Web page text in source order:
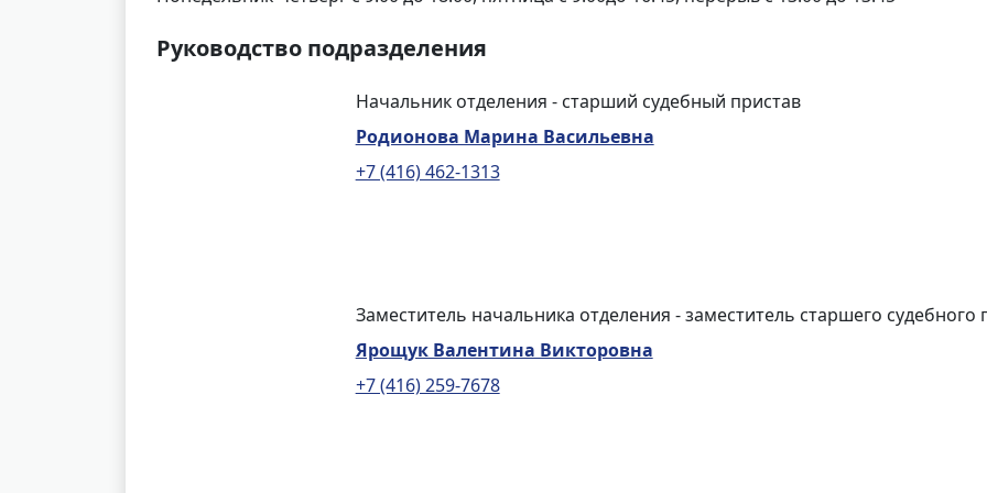
Руководство подразделения
Начальник отделения - старший судебный пристав
Родионова Марина Васильевна
+7 (416) 462-1313
Заместитель начальника отделения - заместитель старшего судебного
Ярощук Валентина Викторовна
+7 (416) 259-7678